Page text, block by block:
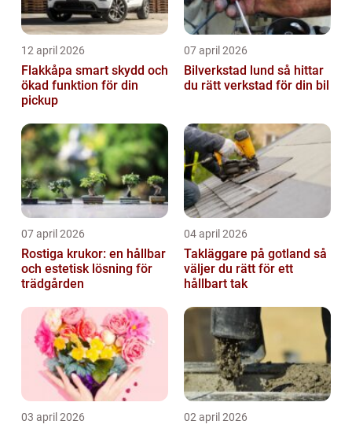
12 april 2026
Flakkåpa smart skydd och
ökad funktion för din
pickup
07 april 2026
Bilverkstad lund så hittar
du rätt verkstad för din bil
07 april 2026
Rostiga krukor: en hållbar
och estetisk lösning för
trädgården
04 april 2026
Takläggare på gotland så
väljer du rätt för ett
hållbart tak
03 april 2026 02 april 2026